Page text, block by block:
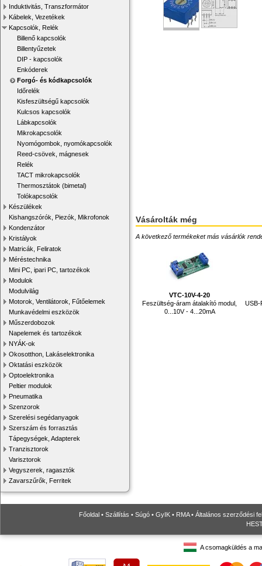
Induktivitás, Transzformátor
Kábelek, Vezetékek
Kapcsolók, Relék
Billenő kapcsolók
Billentyűzetek
DIP - kapcsolók
Enkóderek
Forgó- és kódkapcsolók
Időrelék
Kisfeszültségű kapcsolók
Kulcsos kapcsolók
Lábkapcsolók
Mikrokapcsolók
Nyomógombok, nyomókapcsolók
Reed-csövek, mágnesek
Relék
TACT mikrokapcsolók
Thermosztátok (bimetal)
Tolókapcsolók
Készülékek
Kishangszórók, Piezók, Mikrofonok
Kondenzátor
Kristályok
Matricák, Feliratok
Méréstechnika
Mini PC, ipari PC, tartozékok
Modulok
Modulvilág
Motorok, Ventilátorok, Fűtőelemek
Munkavédelmi eszközök
Műszerdobozok
Napelemek és tartozékok
NYÁK-ok
Okosotthon, Lakáselektronika
Oktatási eszközök
Optoelektronika
Peltier modulok
Pneumatika
Szenzorok
Szerelési segédanyagok
Szerszám és forrasztás
Tápegységek, Adapterek
Tranzisztorok
Varisztorok
Vegyszerek, ragasztók
Zavarszűrők, Ferritek
Vásárolták még
A következő termékeket más vásárlók
VTC-10V-4-20
Feszültség-áram átalakító modul,
0...10V - 4...20mA
USB-
Főoldal • Szállítás • Súgó • GyIK • RMA• Általános szerződési
A csomagküldés a